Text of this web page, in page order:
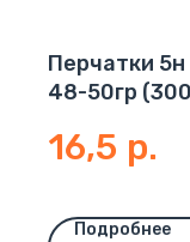
Перчатки
48-50гр
16,5 р.
Подробнее